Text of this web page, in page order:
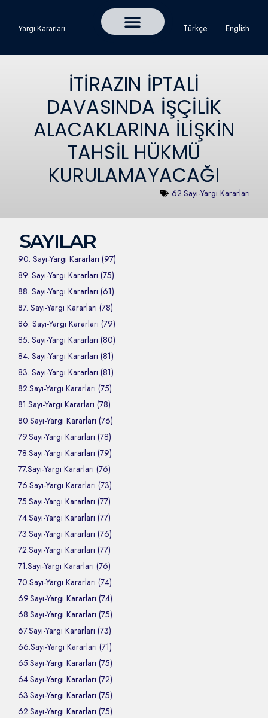
Türkçe English
Yargı Kararları
İTİRAZIN İPTALİ
DAVASINDA İŞÇİLİK
ALACAKLARINA İLİŞKİN
TAHSİL HÜKMÜ
KURULAMAYACAĞI
62.Sayı-Yargı Kararları
SAYILAR
90. Sayı-Yargı Kararları (97)
89. Sayı-Yargı Kararları (75)
88. Sayı-Yargı Kararları (61)
87. Sayı-Yargı Kararları (78)
86. Sayı-Yargı Kararları (79)
85. Sayı-Yargı Kararları (80)
84. Sayı-Yargı Kararları (81)
83. Sayı-Yargı Kararları (81)
82.Sayı-Yargı Kararları (75)
81.Sayı-Yargı Kararları (78)
80.Sayı-Yargı Kararları (76)
79.Sayı-Yargı Kararları (78)
78.Sayı-Yargı Kararları (79)
77.Sayı-Yargı Kararları (76)
76.Sayı-Yargı Kararları (73)
75.Sayı-Yargı Kararları (77)
74.Sayı-Yargı Kararları (77)
73.Sayı-Yargı Kararları (76)
72.Sayı-Yargı Kararları (77)
71.Sayı-Yargı Kararları (76)
70.Sayı-Yargı Kararları (74)
69.Sayı-Yargı Kararları (74)
68.Sayı-Yargı Kararları (75)
67.Sayı-Yargı Kararları (73)
66.Sayı-Yargı Kararları (71)
65.Sayı-Yargı Kararları (75)
64.Sayı-Yargı Kararları (72)
63.Sayı-Yargı Kararları (75)
62.Sayı-Yargı Kararları (75)